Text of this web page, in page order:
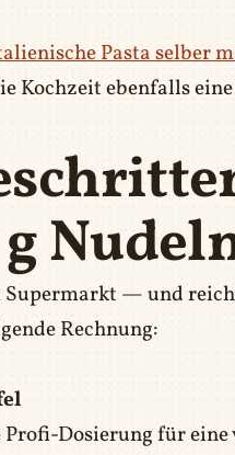
Pasta selber
Kochzeit ebenfalls
Supermarkt — und
Rechnung:
Profi-Dosierung für